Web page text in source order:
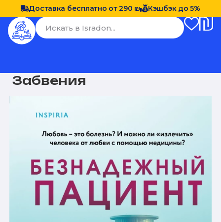
Доставка бесплатно от 290 ₪ Кэшбэк до 5%
Забвения